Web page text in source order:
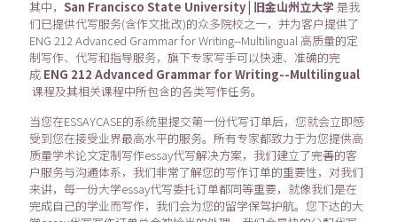
其中， San Francisco State University | 旧金山州立大学 是我
们已提供代写服务(含作文批改)的众多院校之一，并为客户提供了
ENG 212 Advanced Grammar for Writing--Multilingual 高质量的定
制写作、代写和指导服务，旗下专家写手可以快速、准确的完
成 ENG 212 Advanced Grammar for Writing--Multilingual
课程及其相关课程中所包含的各类写作任务。
当您在ESSAYCASE的系统里提交第一份代写订单后，您就会立即感
受到您在接受业界最高水平的服务。所有专家都致力于为您提供高
质量学术论文定制写作essay代写解决方案，我们建立了完善的客
户服务与沟通体系，我们非常了解您的写作订单的重要性，对我们
来讲，每一份大学essay代写委托订单都同等重要，就像我们是在
完成自己的学业而写作，我们会为您的留学保驾护航。您下达的大